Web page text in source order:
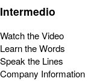
Intermedio
Watch the Video
Learn the Words
Speak the Lines
Company Information